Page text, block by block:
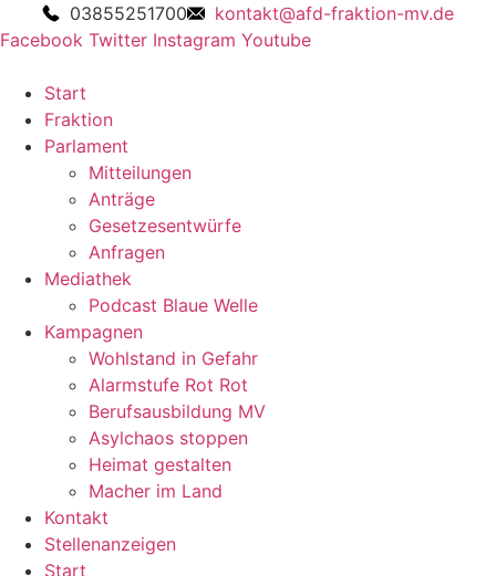
03855251700
kontakt@afd-fraktion-mv.de
Facebook Twitter Instagram Youtube
Start
Fraktion
Parlament
Mitteilungen
Anträge
Gesetzesentwürfe
Anfragen
Mediathek
Podcast Blaue Welle
Kampagnen
Wohlstand in Gefahr
Alarmstufe Rot Rot
Berufsausbildung MV
Asylchaos stoppen
Heimat gestalten
Macher im Land
Kontakt
Stellenanzeigen
Start